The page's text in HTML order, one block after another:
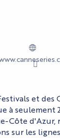
et des
à seulement
Côte d'Azur,
sur les